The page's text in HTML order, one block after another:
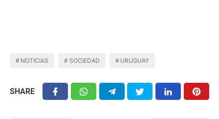
NOTICIAS SOCIEDAD URUGUAY
SHARE